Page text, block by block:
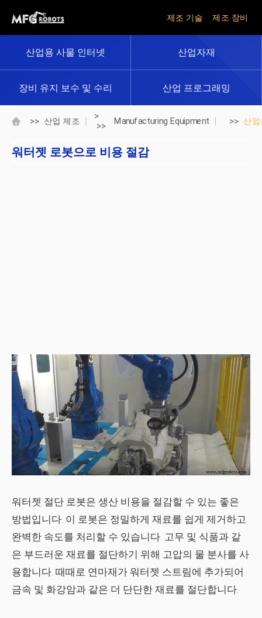
제조 기술 제조 장비
산업용 사물 인터넷 산업자재
장비 유지 보수 및 수리 산업 프로그래밍
>> 산업 제조
>
>>
Manufacturing Equipment >> 산업
워터젯 로봇으로 비용 절감
워터젯 절단 로봇은 생산 비용을 절감할 수 있는 좋은
방법입니다. 이 로봇은 정밀하게 재료를 쉽게 제거하고
완벽한 속도를 처리할 수 있습니다. 고무 및 식품과 같
은 부드러운 재료를 절단하기 위해 고압의 물 분사를 사
용합니다. 때때로 연마재가 워터젯 스트림에 추가되어
금속 및 화강암과 같은 더 단단한 재료를 절단합니다.